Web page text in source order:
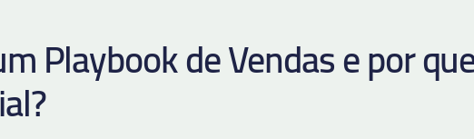
Playbook de Vendas e por